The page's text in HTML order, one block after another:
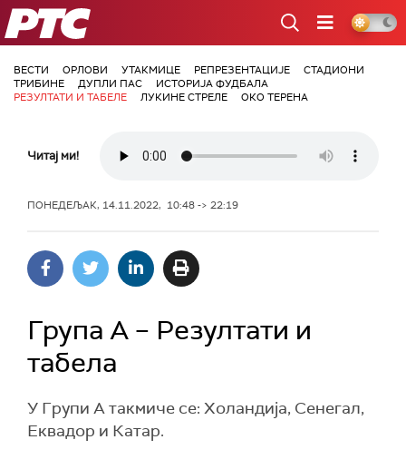
РТС
ВЕСТИ ОРЛОВИ УТАКМИЦЕ РЕПРЕЗЕНТАЦИЈЕ
СТАДИОНИ
ТРИБИНЕ
ДУПЛИ ПАС
ИСТОРИЈА ФУДБАЛА
РЕЗУЛТАТИ И ТАБЕЛЕ
ЛУКИНЕ СТРЕЛЕ ОКО ТЕРЕНА
Читај ми!
ПОНЕДЕЉАК, 14.11.2022, 10:48 -> 22:19
Група А – Резултати и
табела
У Групи А такмиче се: Холандија, Сенегал,
Еквадор и Катар.